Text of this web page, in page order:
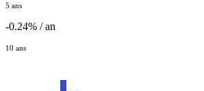
5 ans
-0.24% / an
10 ans